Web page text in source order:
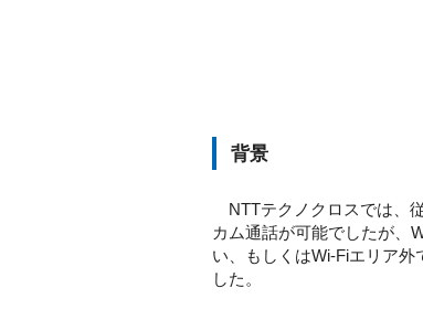
背景
NTTテクノクロスでは、
カム通話が可能でしたが、
い、もしくはWi-Fiエリア
した。